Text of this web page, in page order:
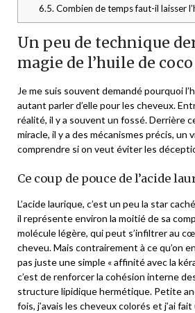
6.5. Combien de temps faut-il laisser
Un peu de technique
magie de l’huile de coco
Je me suis souvent demandé pourquoi
autant parler d’elle pour les cheveux.
réalité, il y a souvent un fossé. Derrière
miracle, il y a des mécanismes précis, un
comprendre si on veut éviter les
Ce coup de pouce de l’acide
L’acide laurique, c’est un peu la star
il représente environ la moitié de sa
molécule légère, qui peut s’infiltrer au
cheveu. Mais contrairement à ce qu’on
pas juste une simple « affinité avec la
c’est de renforcer la cohésion interne
structure lipidique hermétique. Petite
fois, j’avais les cheveux colorés et j’ai